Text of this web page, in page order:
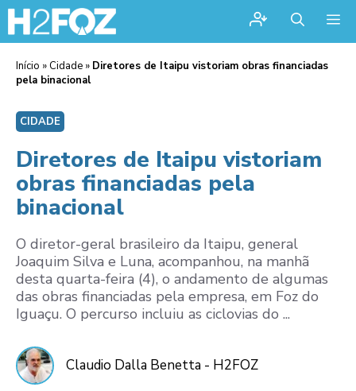
Início » Cidade » Diretores de Itaipu vistoriam obras financiadas
pela binacional
CIDADE
Diretores de Itaipu vistoriam
obras financiadas pela
binacional
O diretor-geral brasileiro da Itaipu, general
Joaquim Silva e Luna, acompanhou, na manhã
desta quarta-feira (4), o andamento de algumas
das obras financiadas pela empresa, em Foz do
Iguaçu. O percurso incluiu as ciclovias do ...
Claudio Dalla Benetta - H2FOZ